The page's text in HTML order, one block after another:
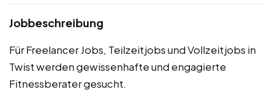
Jobbeschreibung
Für Freelancer Jobs, Teilzeitjobs und Vollzeitjobs in
Twist werden gewissenhafte und engagierte
Fitnessberater gesucht.